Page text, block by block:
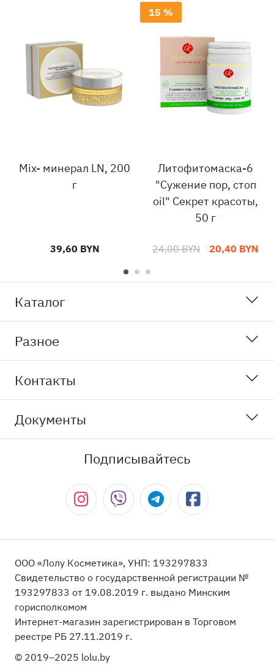
Mix- минерал LN, 200
г
39,60 BYN
15 %
Литофитомаска-6
"Сужение пор, стоп
oil" Секрет красоты,
50 г
24,00 BYN 20,40 BYN
Каталог
Разное
Контакты
Документы
Подписывайтесь
ООО «Лолу Косметика», УНП: 193297833
Свидетельство о государственной регистрации №
193297833 от 19.08.2019 г. выдано Минским
горисполкомом
Интернет-магазин зарегистрирован в Торговом
реестре РБ 27.11.2019 г.
© 2019–2025 lolu.by